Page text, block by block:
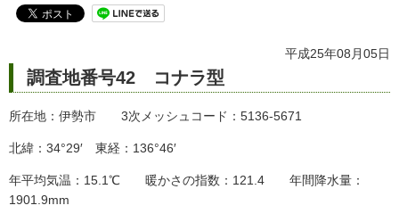
平成25年08月05日
調査地番号42 コナラ型
所在地：伊勢市 3次メッシュコード：5136-5671
北緯：34°29′ 東経：136°46′
年平均気温：15.1℃ 暖かさの指数：121.4 年間降水量：
1901.9mm